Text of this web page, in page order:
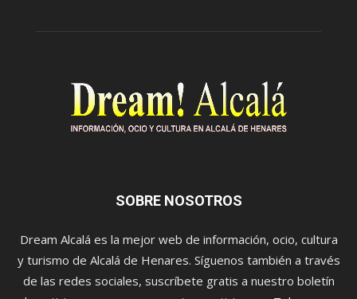
SOBRE NOSOTROS
Dream Alcalá es la mejor web de información, ocio, cultura
y turismo de Alcalá de Henares. Síguenos también a través
de las redes sociales, suscríbete gratis a nuestro boletín